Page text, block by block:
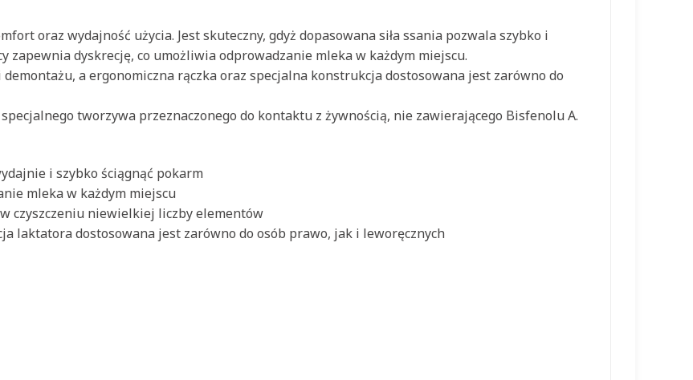
oraz wydajność użycia. Jest skuteczny, gdyż dopasowana siła ssania pozwala szybko i
zapewnia dyskrecję, co umożliwia odprowadzanie mleka w każdym miejscu.
a ergonomiczna rączka oraz specjalna konstrukcja dostosowana jest zarówno do
tworzywa przeznaczonego do kontaktu z żywnością, nie zawierającego Bisfenolu A.
i szybko ściągnąć pokarm
mleka w każdym miejscu
czyszczeniu niewielkiej liczby elementów
laktatora dostosowana jest zarówno do osób prawo, jak i leworęcznych